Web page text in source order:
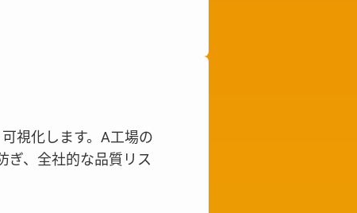
視化します。A工場の
ぎ、全社的な品質リス